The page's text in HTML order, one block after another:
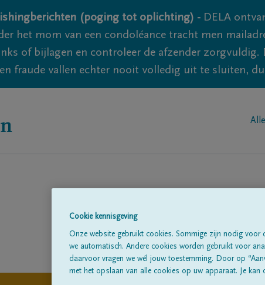
(poging tot oplichting) - DELA
het mom van een condoléance tracht men
of bijlagen en controleer de afzender
fraude vallen echter nooit volledig uit te sluiten,
Cookie kennisgeving
Onze website gebruikt cookies. Sommige zijn nodig voor
we automatisch. Andere cookies worden gebruikt voor
daarvoor vragen we wél jouw toestemming. Door op
met het opslaan van alle cookies op uw apparaat. Je kan